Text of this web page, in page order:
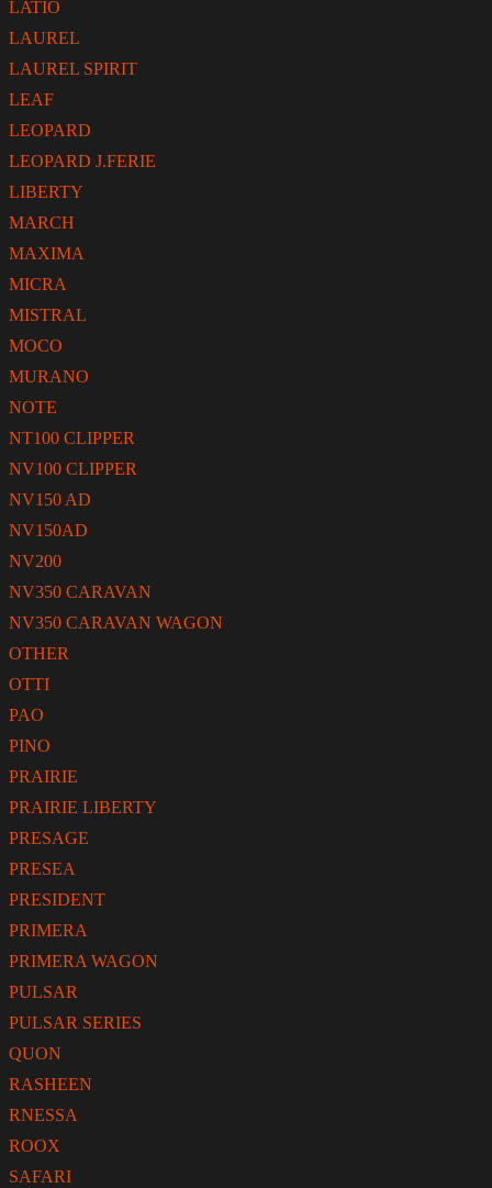
LATIO
LAUREL
LAUREL SPIRIT
LEAF
LEOPARD
LEOPARD J.FERIE
LIBERTY
MARCH
MAXIMA
MICRA
MISTRAL
MOCO
MURANO
NOTE
NT100 CLIPPER
NV100 CLIPPER
NV150 AD
NV150AD
NV200
NV350 CARAVAN
NV350 CARAVAN WAGON
OTHER
OTTI
PAO
PINO
PRAIRIE
PRAIRIE LIBERTY
PRESAGE
PRESEA
PRESIDENT
PRIMERA
PRIMERA WAGON
PULSAR
PULSAR SERIES
QUON
RASHEEN
RNESSA
ROOX
SAFARI